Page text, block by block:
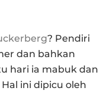
? Pendiri
dan bahkan
hari ia mabuk dan
ini dipicu oleh